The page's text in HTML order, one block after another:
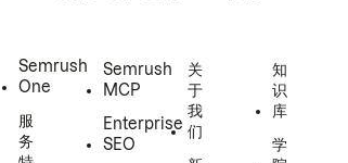
Semrush
One
服
务
Semrush
MCP
Enterprise
SEO
关
于
我
们
知
识
库
学